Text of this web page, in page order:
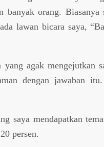
banyak orang.
lawan bicara saya,
yang agak mengejutkan
dengan jawaban
saya mendapatkan
persen.